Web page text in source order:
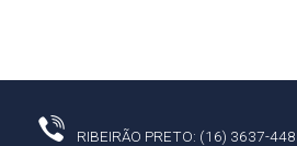
RIBEIRÃO PRETO: (16) 3637-